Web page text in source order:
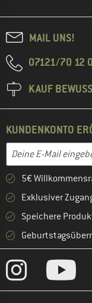
MAIL UNS!
07121/70 12 0
KAUF
KUNDENKONTO
E-Mail-Adresse
Gib hier deine E-
5€
Exklusiver
Speichere